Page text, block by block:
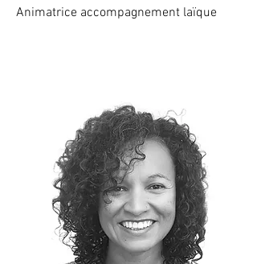
Animatrice accompagnement laïque